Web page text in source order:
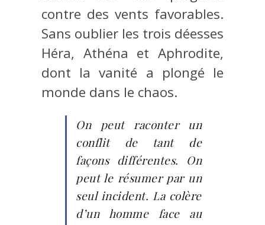
contre des vents favorables.
Sans oublier les trois déesses
Héra, Athéna et Aphrodite,
dont la vanité a plongé le
monde dans le chaos.
On peut raconter un
conflit de tant de
façons différentes. On
peut le résumer par un
seul incident. La colère
d’un homme face au